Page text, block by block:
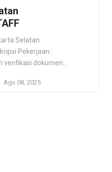
Selatan
Pekerjaan :
verifikasi dokumen
PO customer, pety
Agu 08, 2025